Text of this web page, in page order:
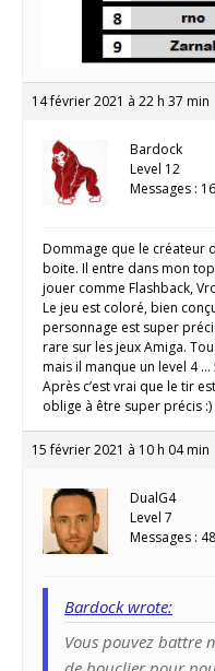
14 février 2021 à 22 h 37 min
Bardock
Level 12
Messages :
Dommage que le créateur
boite. Il entre dans mon
jouer comme Flashback,
Le jeu est coloré, bien
personnage est super
rare sur les jeux Amiga.
mais il manque un level 4 …
Après c’est vrai que le tir
oblige à être super précis :)
15 février 2021 à 10 h 04 min
DualG4
Level 7
Messages :
Bardock wrote:
Vous pouvez battre